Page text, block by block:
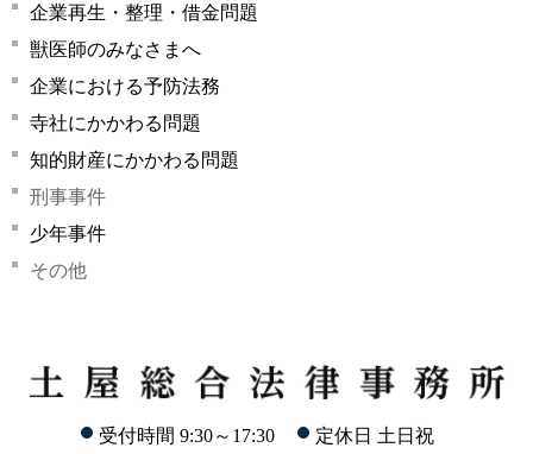
企業再生・整理・借金問題
獣医師のみなさまへ
企業における予防法務
寺社にかかわる問題
知的財産にかかわる問題
刑事事件
少年事件
その他
受付時間 9:30～17:30
定休日 土日祝